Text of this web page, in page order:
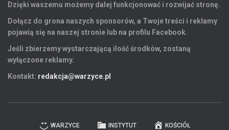
Dzięki waszemu możemy dalej funkcjonować i rozwijać stronę.
Dołącz do grona naszych sponsorów, a Twoje treści i reklamy
pojawią się na naszej stronie lub na profilu Facebook.
Jeśli zbierzemy wystarczającą ilość środków, zostaną
wyłączone reklamy.
Kontakt: redakcja@warzyce.pl
WARZYCE INSTYTUT KOŚCIÓŁ